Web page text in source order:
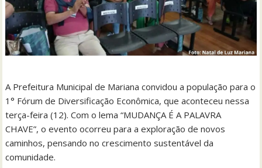
A Prefeitura Municipal de Mariana convidou a população para o
1° Fórum de Diversificação Econômica, que aconteceu nessa
terça-feira (12). Com o lema “MUDANÇA É A PALAVRA
CHAVE”, o evento ocorreu para a exploração de novos
caminhos, pensando no crescimento sustentável da
comunidade.